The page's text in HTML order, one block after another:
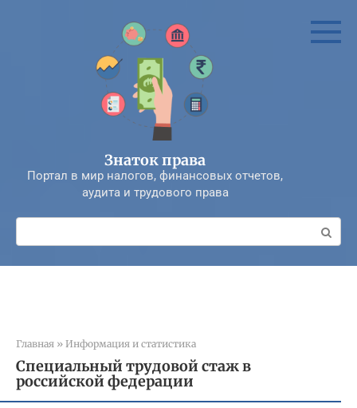
Знаток права
Портал в мир налогов, финансовых отчетов,
аудита и трудового права
Поиск:
Главная » Информация и статистика
Специальный трудовой стаж в
российской федерации